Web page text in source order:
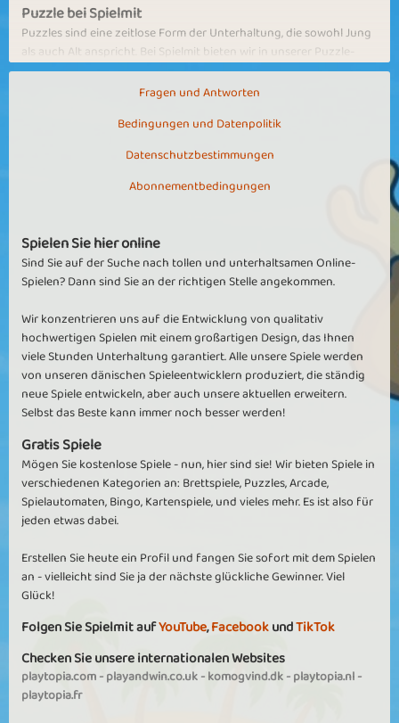
Puzzle bei Spielmit
Puzzles sind eine zeitlose Form der Unterhaltung, die sowohl Jung
als auch Alt anspricht. Bei Spielmit bieten wir in unserer Puzzle-
Kategorie eine aufregende Sammlung von Puzzles an, die deine
logischen Fähigkeiten herausfordern und dein Gehirn auf
Egal, ob du ein Puzzle-Enthusiast bist oder einfach nur nach einer
Möglichkeit suchst, dich zu entspannen und dein Gehirn
herauszufordern, wir haben Puzzles in verschiedenen
Tieren bis hin zu komplexeren und komplizierteren Mustern und
Formen ist unsere Puzzle-Kategorie voller Abwechslung und
Möglichkeiten.
Puzzles machen nicht nur Spaß, sie haben auch eine Reihe von
Vorteilen für Ihre geistige Gesundheit. Durch das Lösen von
Puzzles können Sie Ihre Konzentration, Ihr Gedächtnis, Ihre
Problemlösungsfähigkeiten und Ihr kreatives Denken verbessern.
Es ist eine großartige Möglichkeit, dein Gehirn zu trainieren und
gleichzeitig eine entspannende und meditative Aktivität zu
Bei Spielmit kannst du in eine Welt von Puzzlespielen eintauchen, in
der du dich selbst herausfordern, gegen Freunde antreten oder
einfach nur entspannen und Spaß haben kannst. Egal, ob du es
vorziehst, Rätsel alleine in deinem eigenen Tempo zu lösen oder an
teilzunehmen, unsere Puzzle-Kategorie ist der perfekte Ort, um die
Welt der Online-Puzzlespiele zu erkunden und zu genießen.
Spielen und der lebendigen Spiele-Community gibt es kein Ende
für den Spaß und die unterhaltsame Zeit, die du mit unseren
Puzzlespielen haben kannst. Beginnen Sie Ihre Rätselreise noch
heute und trainieren Sie Ihr Gehirn!
Fragen und Antworten
Bedingungen und Datenpolitik
Datenschutzbestimmungen
Abonnementbedingungen
Spielen Sie hier online
Sind Sie auf der Suche nach tollen und unterhaltsamen Online-
Spielen? Dann sind Sie an der richtigen Stelle angekommen.
Wir konzentrieren uns auf die Entwicklung von qualitativ
hochwertigen Spielen mit einem großartigen Design, das Ihnen
viele Stunden Unterhaltung garantiert. Alle unsere Spiele werden
von unseren dänischen Spieleentwicklern produziert, die ständig
neue Spiele entwickeln, aber auch unsere aktuellen erweitern.
Selbst das Beste kann immer noch besser werden!
Gratis Spiele
Mögen Sie kostenlose Spiele - nun, hier sind sie! Wir bieten Spiele in
verschiedenen Kategorien an: Brettspiele, Puzzles, Arcade,
Spielautomaten, Bingo, Kartenspiele, und vieles mehr. Es ist also für
jeden etwas dabei.
Erstellen Sie heute ein Profil und fangen Sie sofort mit dem Spielen
an - vielleicht sind Sie ja der nächste glückliche Gewinner. Viel
Glück!
Folgen Sie Spielmit aufYouTube,FacebookundTikTok
Checken Sie unsere internationalen Websites
playtopia.com-playandwin.co.uk-komogvind.dk-playtopia.nl-
playtopia.fr